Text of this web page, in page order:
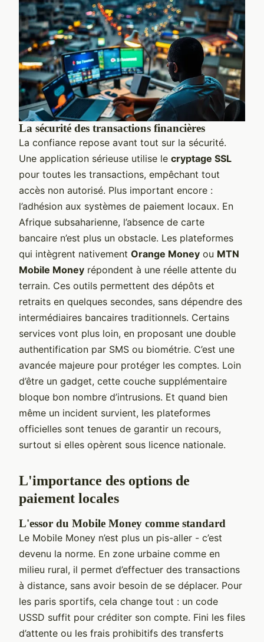
La sécurité des transactions financières
La confiance repose avant tout sur la sécurité.
Une application sérieuse utilise le cryptage SSL
pour toutes les transactions, empêchant tout
accès non autorisé. Plus important encore :
l’adhésion aux systèmes de paiement locaux. En
Afrique subsaharienne, l’absence de carte
bancaire n’est plus un obstacle. Les plateformes
qui intègrent nativement Orange Money ou MTN
Mobile Money répondent à une réelle attente du
terrain. Ces outils permettent des dépôts et
retraits en quelques secondes, sans dépendre des
intermédiaires bancaires traditionnels. Certains
services vont plus loin, en proposant une double
authentification par SMS ou biométrie. C’est une
avancée majeure pour protéger les comptes. Loin
d’être un gadget, cette couche supplémentaire
bloque bon nombre d’intrusions. Et quand bien
même un incident survient, les plateformes
officielles sont tenues de garantir un recours,
surtout si elles opèrent sous licence nationale.
L'importance des options de
paiement locales
L'essor du Mobile Money comme standard
Le Mobile Money n’est plus un pis-aller - c’est
devenu la norme. En zone urbaine comme en
milieu rural, il permet d’effectuer des transactions
à distance, sans avoir besoin de se déplacer. Pour
les paris sportifs, cela change tout : un code
USSD suffit pour créditer son compte. Fini les files
d’attente ou les frais prohibitifs des transferts